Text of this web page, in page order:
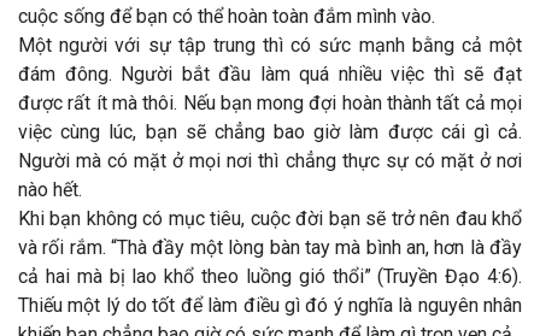
cuộc sống để bạn có thể hoàn toàn đắm mình vào.
Một người với sự tập trung thì có sức mạnh bằng cả một
đám đông. Người bắt đầu làm quá nhiều việc thì sẽ đạt
được rất ít mà thôi. Nếu bạn mong đợi hoàn thành tất cả mọi
việc cùng lúc, bạn sẽ chẳng bao giờ làm được cái gì cả.
Người mà có mặt ở mọi nơi thì chẳng thực sự có mặt ở nơi
nào hết.
Khi bạn không có mục tiêu, cuộc đời bạn sẽ trở nên đau khổ
và rối rắm. “Thà đầy một lòng bàn tay mà bình an, hơn là đầy
cả hai mà bị lao khổ theo luồng gió thổi” (Truyền Đạo 4:6).
Thiếu một lý do tốt để làm điều gì đó ý nghĩa là nguyên nhân